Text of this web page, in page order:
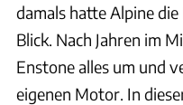
damals hatte Alpine
Blick. Nach Jahren im
Enstone alles um und
eigenen Motor. In